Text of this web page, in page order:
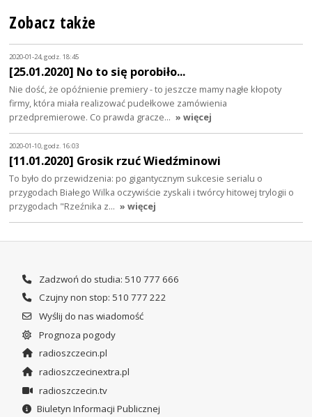
Zobacz także
2020-01-24, godz. 18:45
[25.01.2020] No to się porobiło...
Nie dość, że opóźnienie premiery - to jeszcze mamy nagłe kłopoty
firmy, która miała realizować pudełkowe zamówienia
przedpremierowe. Co prawda gracze… » więcej
2020-01-10, godz. 16:03
[11.01.2020] Grosik rzuć Wiedźminowi
To było do przewidzenia: po gigantycznym sukcesie serialu o
przygodach Białego Wilka oczywiście zyskali i twórcy hitowej trylogii o
przygodach "Rzeźnika z… » więcej
Zadzwoń do studia: 510 777 666
Czujny non stop: 510 777 222
Wyślij do nas wiadomość
Prognoza pogody
radioszczecin.pl
radioszczecinextra.pl
radioszczecin.tv
Biuletyn Informacji Publicznej